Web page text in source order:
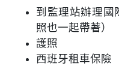
到監理站辦理國
照也一起帶著）
護照
西班牙租車保險